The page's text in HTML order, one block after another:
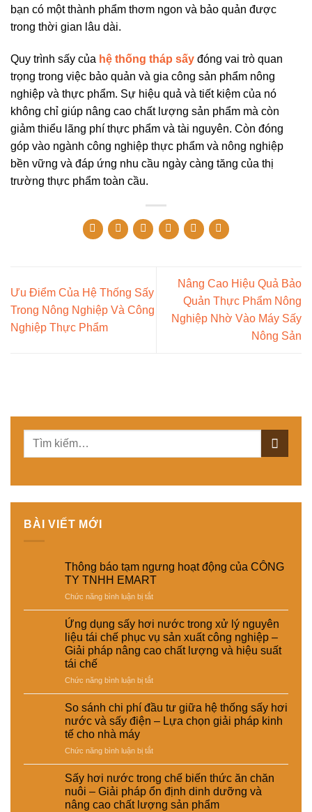
bạn có một thành phẩm thơm ngon và bảo quản được
trong thời gian lâu dài.
Quy trình sấy của hệ thống tháp sấy đóng vai trò quan
trọng trong việc bảo quản và gia công sản phẩm nông
nghiệp và thực phẩm. Sự hiệu quả và tiết kiệm của nó
không chỉ giúp nâng cao chất lượng sản phẩm mà còn
giảm thiểu lãng phí thực phẩm và tài nguyên. Còn đóng
góp vào ngành công nghiệp thực phẩm và nông nghiệp
bền vững và đáp ứng nhu cầu ngày càng tăng của thị
trường thực phẩm toàn cầu.
Ưu Điểm Của Hệ Thống Sấy
Trong Nông Nghiệp Và Công
Nghiệp Thực Phẩm
Nâng Cao Hiệu Quả Bảo
Quản Thực Phẩm Nông
Nghiệp Nhờ Vào Máy Sấy
Nông Sản
BÀI VIẾT MỚI
Thông báo tạm ngưng hoạt động của CÔNG
TY TNHH EMART
Chức năng bình luận bị tắtở
báo
ngưng
hoạt
của
TY
TNHH
EMART
Ứng dụng sấy hơi nước trong xử lý nguyên
liệu tái chế phục vụ sản xuất công nghiệp –
Giải pháp nâng cao chất lượng và hiệu suất
tái chế
Chức năng bình luận bị tắtở
dụng
sấy
trong
xử
lý
nguyên
liệu
tái
So sánh chi phí đầu tư giữa hệ thống sấy hơi
nước và sấy điện – Lựa chọn giải pháp kinh
tế cho nhà máy
Chức năng bình luận bị tắtở
chi
phí
đầu
Sấy hơi nước trong chế biến thức ăn chăn
nuôi – Giải pháp ổn định dinh dưỡng và
nâng cao chất lượng sản phẩm